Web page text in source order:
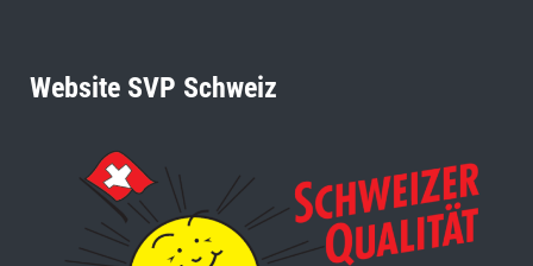
Website SVP Schweiz